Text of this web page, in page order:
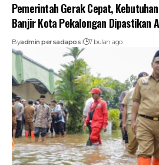
Pemerintah Gerak Cepat,
Banjir Kota Pekalongan Dipastikan
Byadmin persadapos 7 bulan ago